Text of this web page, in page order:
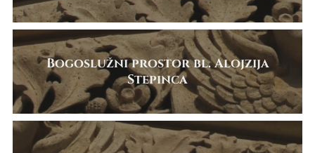
Bogoslužni prostor bl. Alojzija
Stepinca